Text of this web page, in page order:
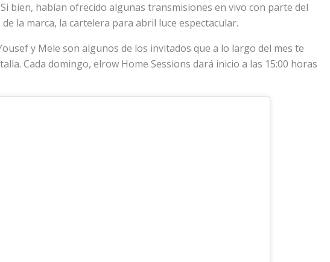
bien, habían ofrecido algunas transmisiones en vivo con parte del
la marca, la cartelera para abril luce espectacular.
y Mele son algunos de los invitados que a lo largo del mes te
Cada domingo, elrow Home Sessions dará inicio a las 15:00 horas